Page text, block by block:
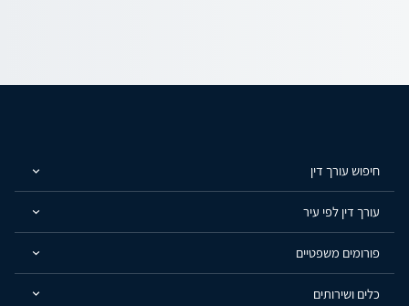
חיפוש עורך דין
עורך דין לפי עיר
פורומים משפטיים
כלים ושירותים